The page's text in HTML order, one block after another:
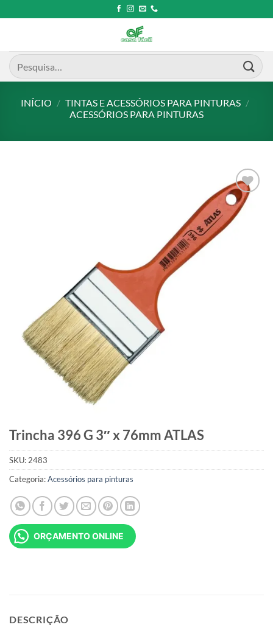
to
Pesquisar
por:
INÍCIO / TINTAS E ACESSÓRIOS PARA PINTURAS /
ACESSÓRIOS PARA PINTURAS
Add to
wishlist
Trincha 396 G 3″ x 76mm ATLAS
SKU:2483
Categoria:Acessórios para pinturas
ORÇAMENTO ONLINE
DESCRIÇÃO